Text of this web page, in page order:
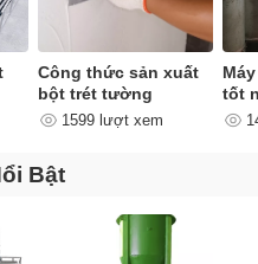
Công thức sản xuất
bột trét tường
1599 lượt xem
tốt
Bật